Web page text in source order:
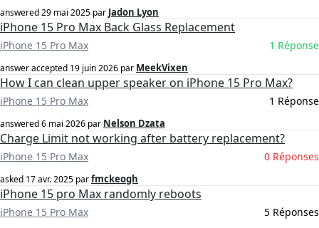
answered29 mai 2025 par Jadon Lyon
iPhone 15 Pro Max Back Glass Replacement
iPhone 15 Pro Max 1 Réponse
answer accepted 19 juin 2026 par MeekVixen
How I can clean upper speaker on iPhone 15 Pro Max?
iPhone 15 Pro Max 1 Réponse
answered6 mai 2026 par Nelson Dzata
Charge Limit not working after battery replacement?
iPhone 15 Pro Max 0 Réponses
asked 17 avr. 2025 parfmckeogh
iPhone 15 pro Max randomly reboots
iPhone 15 Pro Max 5 Réponses